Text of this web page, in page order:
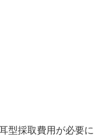
型採取費用が必要に